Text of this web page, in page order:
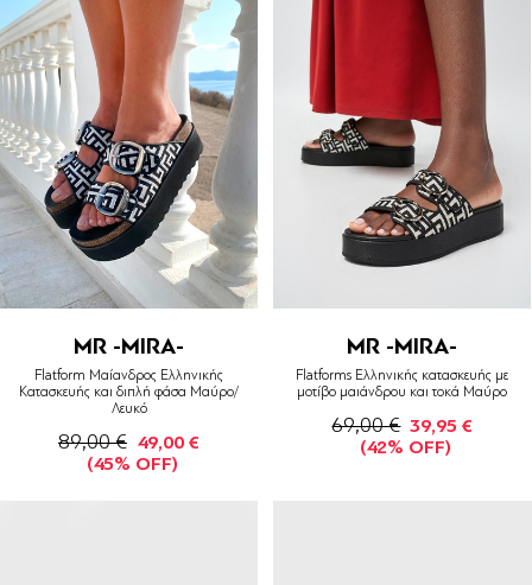
MR -MIRA-
Flatform Μαίανδρος Ελληνικής
Κατασκευής και διπλή φάσα Μαύρο/
Λευκό
89,00 € 49,00 €
(45% OFF)
MR -MIRA-
Flatforms Ελληνικής κατασκευής με
μοτίβο μαιάνδρου και τοκά Μαύρο
69,00 € 39,95 €
(42% OFF)